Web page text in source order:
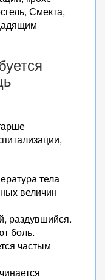
Смекта,
тела
величин
раздувшийся.
боль.
частым